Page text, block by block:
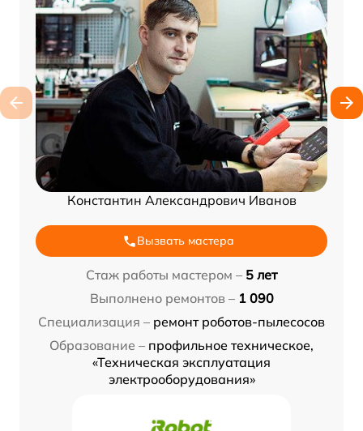
Константин Александрович Иванов
Вызвать мастера
Стаж работы мастером – 5 лет
Выполнено ремонтов – 1 090
Специализация – ремонт роботов-пылесосов
Образование – профильное техническое,
«Техническая эксплуатация
электрооборудования»